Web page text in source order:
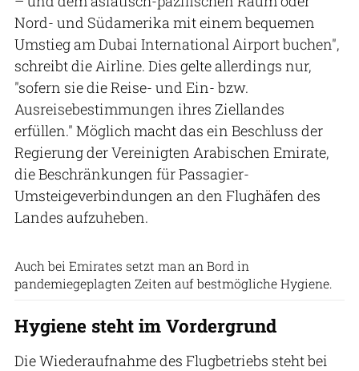
Nord- und Südamerika mit einem bequemen
Umstieg am Dubai International Airport buchen",
schreibt die Airline. Dies gelte allerdings nur,
"sofern sie die Reise- und Ein- bzw.
Ausreisebestimmungen ihres Ziellandes
erfüllen." Möglich macht das ein Beschluss der
Regierung der Vereinigten Arabischen Emirate,
die Beschränkungen für Passagier-
Umsteigeverbindungen an den Flughäfen des
Landes aufzuheben.
Auch bei Emirates setzt man an Bord in
pandemiegeplagten Zeiten auf bestmögliche Hygiene.
Hygiene steht im Vordergrund
Die Wiederaufnahme des Flugbetriebs steht bei